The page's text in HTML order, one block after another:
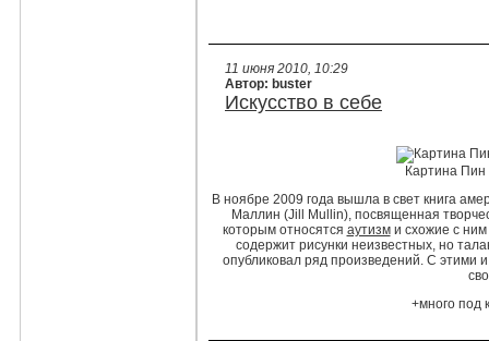
11 июня 2010, 10:29
Автор: buster
Искусство в себе
Картина Пин
В ноябре 2009 года вышла в свет книга
Маллин (Jill Mullin), посвященная
которым относятся аутизми схожие с ним
содержит рисунки неизвестных, но
опубликовал ряд произведений. С этими
+много под